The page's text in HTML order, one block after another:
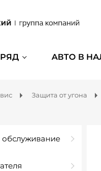
АВТО В
Защита от угона
обслуживание